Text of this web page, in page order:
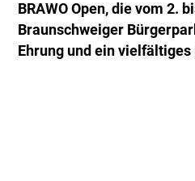
BRAWO Open, die vom 2.
Braunschweiger
Ehrung und ein